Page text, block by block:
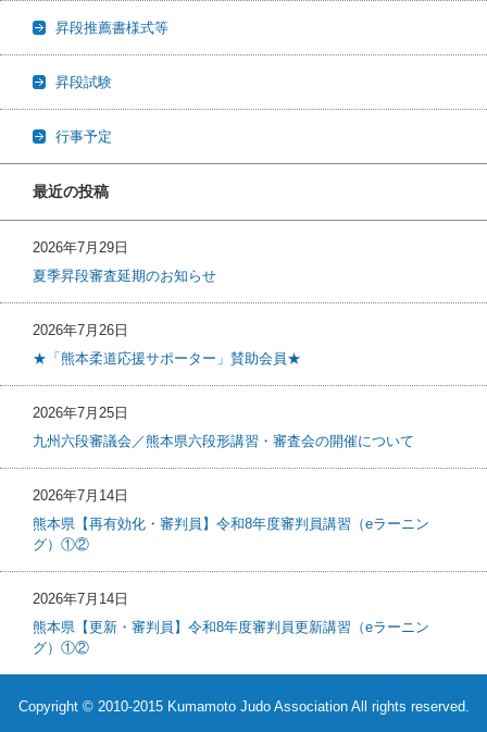
昇段推薦書様式等
昇段試験
行事予定
最近の投稿
2026年7月29日
夏季昇段審査延期のお知らせ
2026年7月26日
★「熊本柔道応援サポーター」賛助会員★
2026年7月25日
九州六段審議会／熊本県六段形講習・審査会の開催について
2026年7月14日
熊本県【再有効化・審判員】令和8年度審判員講習（eラーニン
グ）①②
2026年7月14日
熊本県【更新・審判員】令和8年度審判員更新講習（eラーニン
グ）①②
Copyright © 2010-2015 Kumamoto Judo Association All rights reserved.